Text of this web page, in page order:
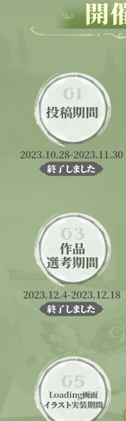
2023.10.28-2023.11.30
2023.12.4-2023.12.18